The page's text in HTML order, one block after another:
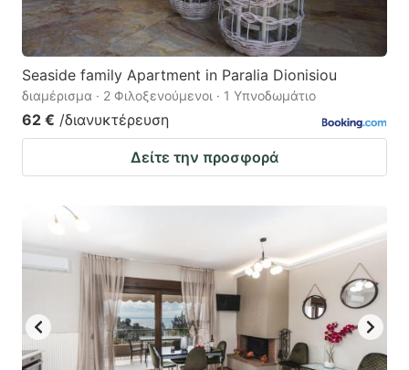
Seaside family Apartment in Paralia Dionisiou
διαμέρισμα · 2 Φιλοξενούμενοι · 1 Υπνοδωμάτιο
62 € /διανυκτέρευση
Δείτε την προσφορά